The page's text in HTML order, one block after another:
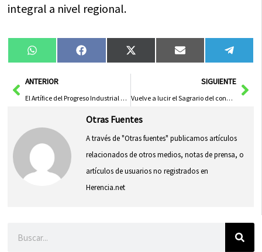
integral a nivel regional.
Compartir
en
WhatsAppCompartir
en
FacebookCompartir
en
X
(Twitter)
Compartir
en
Email
en
AntANTERIOR
El Artífice del Progreso Industrial en Puertollano
SIGUIENTE
Vuelve a lucir el Sagrario del convento: una pieza clave del patrimonio de Herencia
Otras Fuentes
A través de "Otras fuentes" publicamos artículos
relacionados de otros medios, notas de prensa, o
artículos de usuarios no registrados en
Herencia.net